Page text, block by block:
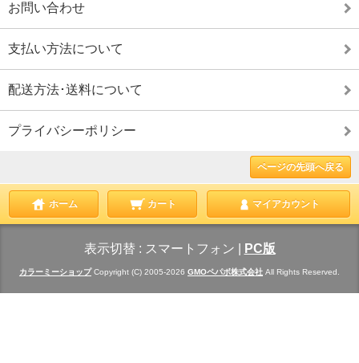
お問い合わせ
支払い方法について
配送方法･送料について
プライバシーポリシー
ページの先頭へ戻る
ホーム カート マイアカウント
表示切替 : スマートフォン PC版
カラーミーショップCopyright (C) 2005-2026 GMOペパボ株式会社 All Rights Reserved.